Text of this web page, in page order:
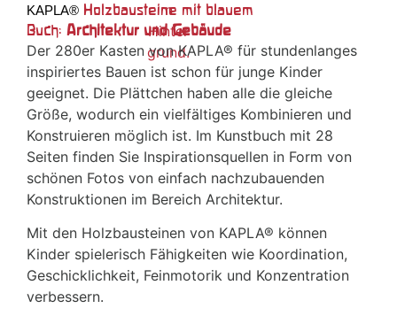
KAPLA® Holzbausteine mit blauem
Buch: Architektur und Gebäude
Der 280er Kasten von KAPLA® für stundenlanges
inspiriertes Bauen ist schon für junge Kinder
geeignet. Die Plättchen haben alle die gleiche
Größe, wodurch ein vielfältiges Kombinieren und
Konstruieren möglich ist. Im Kunstbuch mit 28
Seiten finden Sie Inspirationsquellen in Form von
schönen Fotos von einfach nachzubauenden
Konstruktionen im Bereich Architektur.
Mit den Holzbausteinen von KAPLA® können
Kinder spielerisch Fähigkeiten wie Koordination,
Geschicklichkeit, Feinmotorik und Konzentration
verbessern.